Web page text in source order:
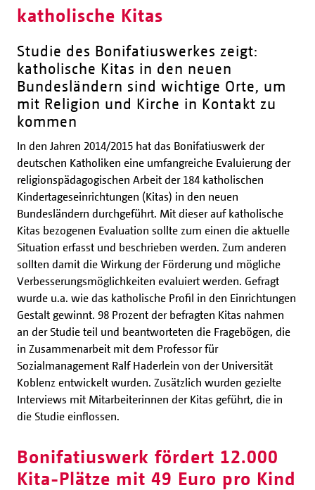
katholische Kitas
Studie des Bonifatiuswerkes zeigt:
katholische Kitas in den neuen
Bundesländern sind wichtige Orte, um
mit Religion und Kirche in Kontakt zu
kommen
In den Jahren 2014/2015 hat das Bonifatiuswerk der
deutschen Katholiken eine umfangreiche Evaluierung der
religionspädagogischen Arbeit der 184 katholischen
Kindertageseinrichtungen (Kitas) in den neuen
Bundesländern durchgeführt. Mit dieser auf katholische
Kitas bezogenen Evaluation sollte zum einen die aktuelle
Situation erfasst und beschrieben werden. Zum anderen
sollten damit die Wirkung der Förderung und mögliche
Verbesserungsmöglichkeiten evaluiert werden. Gefragt
wurde u.a. wie das katholische Profil in den Einrichtungen
Gestalt gewinnt. 98 Prozent der befragten Kitas nahmen
an der Studie teil und beantworteten die Fragebögen, die
in Zusammenarbeit mit dem Professor für
Sozialmanagement Ralf Haderlein von der Universität
Koblenz entwickelt wurden. Zusätzlich wurden gezielte
Interviews mit Mitarbeiterinnen der Kitas geführt, die in
die Studie einflossen.
Bonifatiuswerk fördert 12.000
Kita-Plätze mit 49 Euro pro Kind